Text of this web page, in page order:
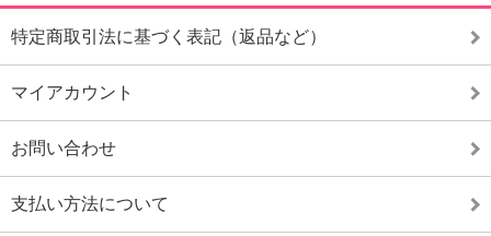
特定商取引法に基づく表記（返品など）
マイアカウント
お問い合わせ
支払い方法について